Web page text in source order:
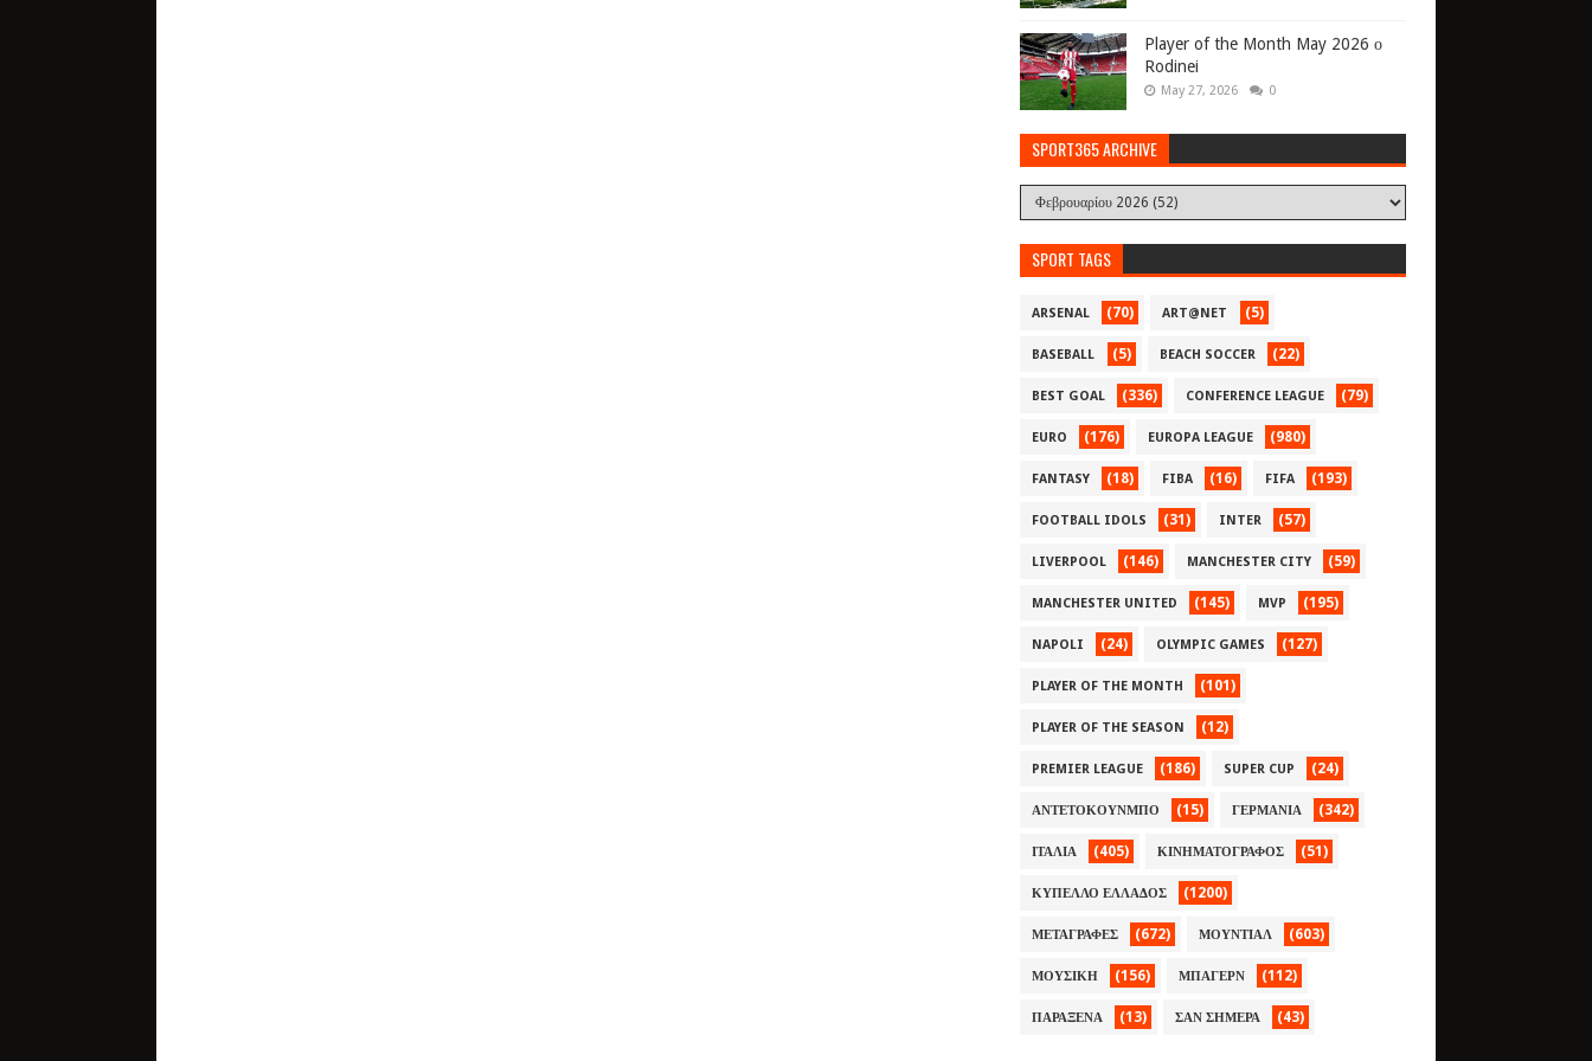
Player of the Month May 2026 ο
Rodinei
May 27, 2026 0
SPORT365 ARCHIVE
SPORT TAGS
ARSENAL (70) ART@NET (5)
BASEBALL (5) BEACH SOCCER (22)
BEST GOAL (336) CONFERENCE LEAGUE (79)
EURO (176) EUROPA LEAGUE (980)
FANTASY (18) FIBA (16) FIFA (193)
FOOTBALL IDOLS (31) INTER (57)
LIVERPOOL (146) MANCHESTER CITY (59)
MANCHESTER UNITED (145) MVP (195)
NAPOLI (24) OLYMPIC GAMES (127)
PLAYER OF THE MONTH (101)
PLAYER OF THE SEASON (12)
PREMIER LEAGUE (186) SUPER CUP (24)
ΑΝΤΕΤΟΚΟΥΝΜΠΟ (15) ΓΕΡΜΑΝΙΑ (342)
ΙΤΑΛΙΑ (405) ΚΙΝΗΜΑΤΟΓΡΑΦΟΣ (51)
ΚΥΠΕΛΛΟ ΕΛΛΑΔΟΣ (1200)
ΜΕΤΑΓΡΑΦΕΣ (672) ΜΟΥΝΤΙΑΛ (603)
ΜΟΥΣΙΚΗ (156) ΜΠΑΓΕΡΝ (112)
ΠΑΡΑΞΕΝΑ (13) ΣΑΝ ΣΗΜΕΡΑ (43)